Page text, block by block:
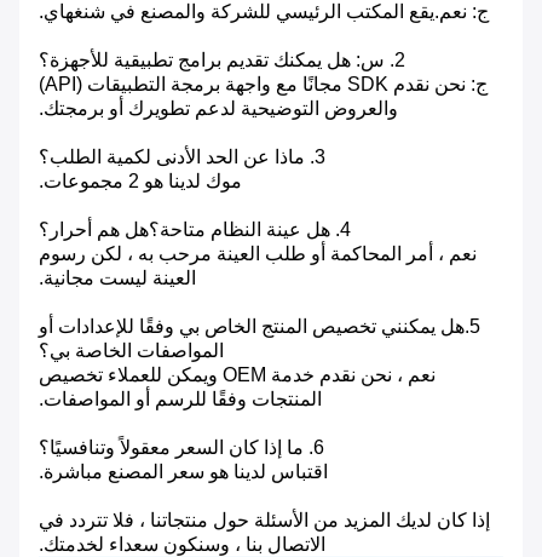
ج: نعم.يقع المكتب الرئيسي للشركة والمصنع في شنغهاي.
2. س: هل يمكنك تقديم برامج تطبيقية للأجهزة؟
ج: نحن نقدم SDK مجانًا مع واجهة برمجة التطبيقات (API)
والعروض التوضيحية لدعم تطويرك أو برمجتك.
3. ماذا عن الحد الأدنى لكمية الطلب؟
موك لدينا هو 2 مجموعات.
4. هل عينة النظام متاحة؟هل هم أحرار؟
نعم ، أمر المحاكمة أو طلب العينة مرحب به ، لكن رسوم
العينة ليست مجانية.
5.هل يمكنني تخصيص المنتج الخاص بي وفقًا للإعدادات أو
المواصفات الخاصة بي؟
نعم ، نحن نقدم خدمة OEM ويمكن للعملاء تخصيص
المنتجات وفقًا للرسم أو المواصفات.
6. ما إذا كان السعر معقولاً وتنافسيًا؟
اقتباس لدينا هو سعر المصنع مباشرة.
إذا كان لديك المزيد من الأسئلة حول منتجاتنا ، فلا تتردد في
الاتصال بنا ، وسنكون سعداء لخدمتك.